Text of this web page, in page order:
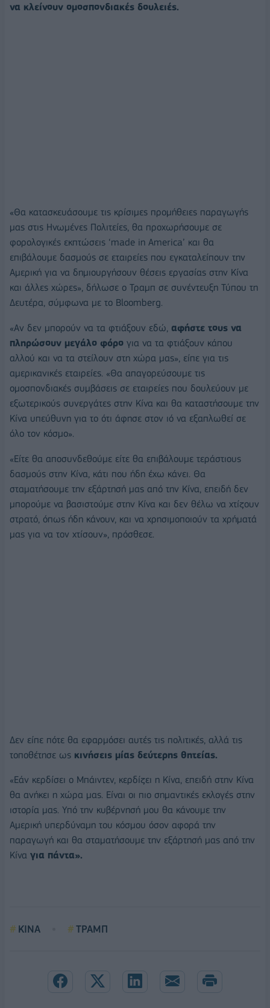
να κλείνουν ομοσπονδιακές δουλειές.
«Θα κατασκευάσουμε τις κρίσιμες προμήθειες παραγωγής
μας στις Ηνωμένες Πολιτείες, θα προχωρήσουμε σε
φορολογικές εκπτώσεις ‘made in America’ και θα
επιβάλουμε δασμούς σε εταιρείες που εγκαταλείπουν την
Αμερική για να δημιουργήσουν θέσεις εργασίας στην Κίνα
και άλλες χώρες», δήλωσε ο Τραμπ σε συνέντευξη Τύπου τη
Δευτέρα, σύμφωνα με το Bloomberg.
«Αν δεν μπορούν να τα φτιάξουν εδώ, αφήστε τους να
πληρώσουν μεγάλο φόρο για να τα φτιάξουν κάπου
αλλού και να τα στείλουν στη χώρα μας», είπε για τις
αμερικανικές εταιρείες. «Θα απαγορεύσουμε τις
ομοσπονδιακές συμβάσεις σε εταιρείες που δουλεύουν με
εξωτερικούς συνεργάτες στην Κίνα και θα καταστήσουμε την
Κίνα υπεύθυνη για το ότι άφησε στον ιό να εξαπλωθεί σε
όλο τον κόσμο».
«Είτε θα αποσυνδεθούμε είτε θα επιβάλουμε τεράστιους
δασμούς στην Κίνα, κάτι που ήδη έχω κάνει. Θα
σταματήσουμε την εξάρτησή μας από την Κίνα, επειδή δεν
μπορούμε να βασιστούμε στην Κίνα και δεν θέλω να χτίζουν
στρατό, όπως ήδη κάνουν, και να χρησιμοποιούν τα χρήματά
μας για να τον χτίσουν», πρόσθεσε.
Δεν είπε πότε θα εφαρμόσει αυτές τις πολιτικές, αλλά τις
τοποθέτησε ως κινήσεις μίας δεύτερης θητείας.
«Εάν κερδίσει ο Μπάιντεν, κερδίζει η Κίνα, επειδή στην Κίνα
θα ανήκει η χώρα μας. Είναι οι πιο σημαντικές εκλογές στην
ιστορία μας. Υπό την κυβέρνησή μου θα κάνουμε την
Αμερική υπερδύναμη του κόσμου όσον αφορά την
παραγωγή και θα σταματήσουμε την εξάρτησή μας από την
Κίνα για πάντα».
ΚΙΝΑ ΤΡΑΜΠ